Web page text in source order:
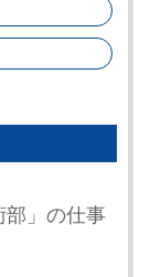
部」の仕事